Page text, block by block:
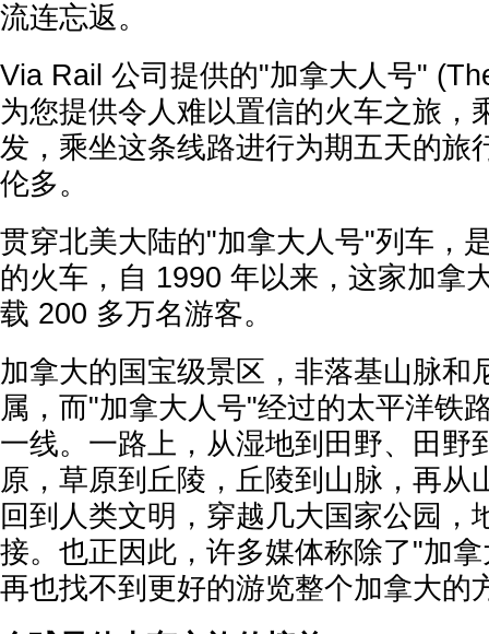
流连忘返。
Via Rail 公司提供的"加拿大人号"
为您提供令人难以置信的火车之旅，
发，乘坐这条线路进行为期五天的旅
伦多。
贯穿北美大陆的"加拿大人号"列车，
的火车，自 1990 年以来，这家加拿
载 200 多万名游客。
加拿大的国宝级景区，非落基山脉和
属，而"加拿大人号"经过的太平洋铁
一线。一路上，从湿地到田野、田野
原，草原到丘陵，丘陵到山脉，再从
回到人类文明，穿越几大国家公园，
接。也正因此，许多媒体称除了"加
再也找不到更好的游览整个加拿大的